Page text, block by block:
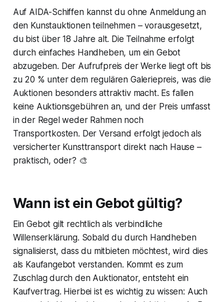
Auf AIDA-Schiffen kannst du ohne Anmeldung an
den Kunstauktionen teilnehmen – vorausgesetzt,
du bist über 18 Jahre alt. Die Teilnahme erfolgt
durch einfaches Handheben, um ein Gebot
abzugeben. Der Aufrufpreis der Werke liegt oft bis
zu 20 % unter dem regulären Galeriepreis, was die
Auktionen besonders attraktiv macht. Es fallen
keine Auktionsgebühren an, und der Preis umfasst
in der Regel weder Rahmen noch
Transportkosten. Der Versand erfolgt jedoch als
versicherter Kunsttransport direkt nach Hause –
praktisch, oder? 🎨
Wann ist ein Gebot gültig?
Ein Gebot gilt rechtlich als verbindliche
Willenserklärung. Sobald du durch Handheben
signalisierst, dass du mitbieten möchtest, wird dies
als Kaufangebot verstanden. Kommt es zum
Zuschlag durch den Auktionator, entsteht ein
Kaufvertrag. Hierbei ist es wichtig zu wissen: Auch